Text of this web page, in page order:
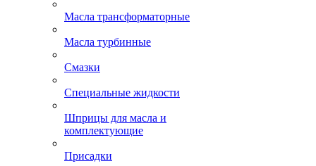
Масла трансформаторные
Масла турбинные
Смазки
Специальные жидкости
Шприцы для масла и
комплектующие
Присадки